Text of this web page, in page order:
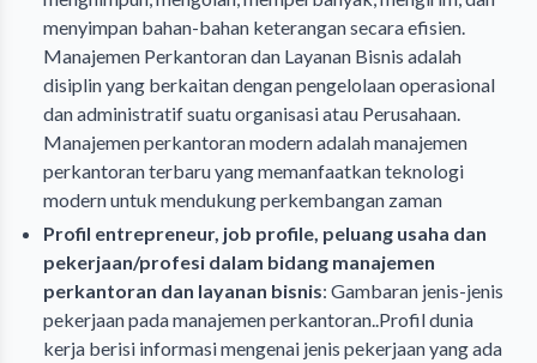
menyimpan bahan-bahan keterangan secara efisien.
Manajemen Perkantoran dan Layanan Bisnis adalah
disiplin yang berkaitan dengan pengelolaan operasional
dan administratif suatu organisasi atau Perusahaan.
Manajemen perkantoran modern adalah manajemen
perkantoran terbaru yang memanfaatkan teknologi
modern untuk mendukung perkembangan zaman
Profil entrepreneur, job profile, peluang usaha dan
pekerjaan/profesi dalam bidang manajemen
perkantoran dan layanan bisnis: Gambaran jenis-jenis
pekerjaan pada manajemen perkantoran.. Profildunia
kerja berisi informasi mengenai jenis pekerjaan yang ada